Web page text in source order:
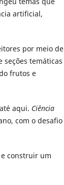
artificial,
por meio de
seções temáticas
frutos e
aqui. Ciência
com o desafio
construir um